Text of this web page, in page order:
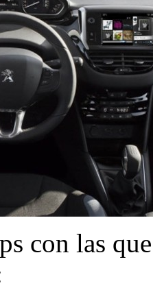
con las